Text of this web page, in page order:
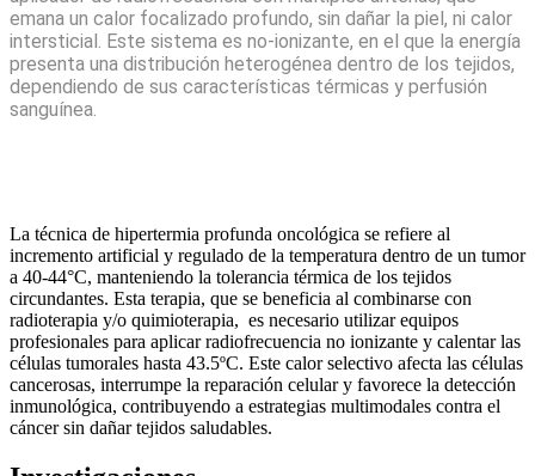
emana un calor focalizado profundo, sin dañar la piel, ni calor
intersticial. Este sistema es no-ionizante, en el que la energía
presenta una distribución heterogénea dentro de los tejidos,
dependiendo de sus características térmicas y perfusión
sanguínea.
La técnica de hipertermia profunda oncológica se refiere al
incremento artificial y regulado de la temperatura dentro de un tumor
a 40-44°C, manteniendo la tolerancia térmica de los tejidos
circundantes. Esta terapia, que se beneficia al combinarse con
radioterapia y/o quimioterapia, es necesario utilizar equipos
profesionales para aplicar radiofrecuencia no ionizante y calentar las
células tumorales hasta 43.5ºC. Este calor selectivo afecta las células
cancerosas, interrumpe la reparación celular y favorece la detección
inmunológica, contribuyendo a estrategias multimodales contra el
cáncer sin dañar tejidos saludables.